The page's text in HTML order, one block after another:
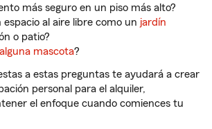
más seguro en un piso más alto?
espacio al aire libre como un jardín
o patio?
alguna mascota?
a estas preguntas te ayudará a crear
personal para el alquiler,
el enfoque cuando comiences tu